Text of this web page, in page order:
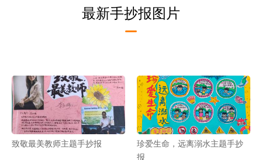
最新手抄报图片
致敬最美教师主题手抄报
珍爱生命，远离溺水主题手抄
报